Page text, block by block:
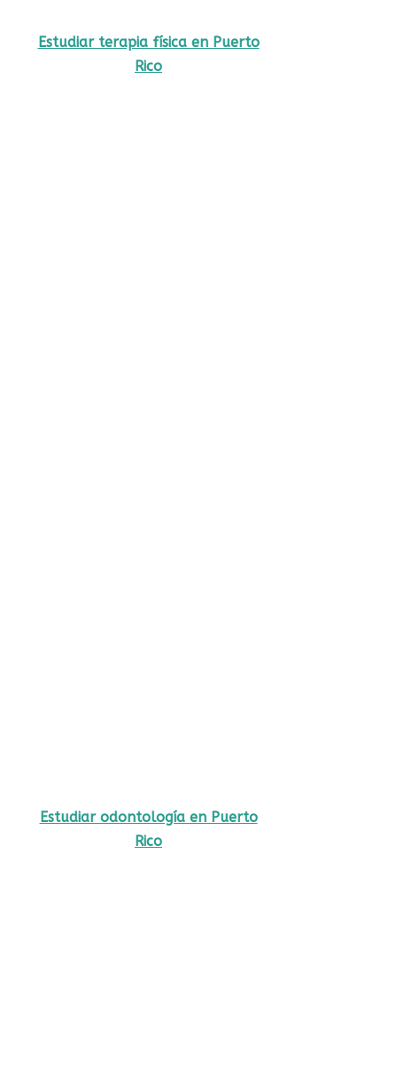
Estudiar terapia física en Puerto
Rico
Estudiar odontología en Puerto
Rico